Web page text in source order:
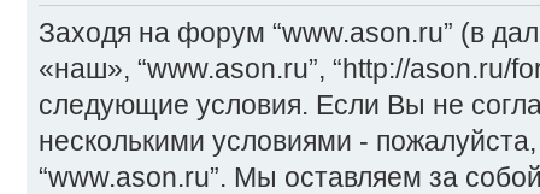
Заходя на форум “www.ason.ru” (в
«наш», “www.ason.ru”, “http://ason.ru/
следующие условия. Если Вы не
несколькими условиями -
“www.ason.ru”. Мы оставляем за